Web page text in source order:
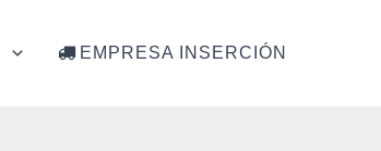
EMPRESA INSERCIÓN